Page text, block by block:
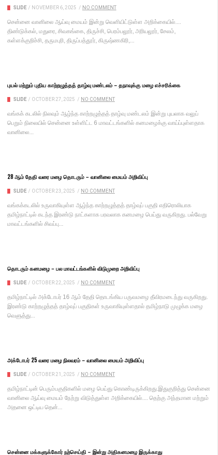
SLIDE / NOVEMBER 6, 2025 / NO COMMENT
சென்னை வானிலை ஆய்வு மையம் இன்று வெளியிட்டுள்ள அறிக்கையில்....
திண்டுக்கல், மதுரை, சிவகங்கை, திருச்சி, பெரம்பலூர், அரியலூர், சேலம்,
கள்ளக்குறிச்சி, தருமபுரி, திருப்பத்தூர், கிருஷ்ணகிரி,...
புயல் மற்றும் புதிய காற்றழுத்தத் தாழ்வு மண்டலம் – தநாவுக்கு மழை எச்சரிக்கை
SLIDE / OCTOBER 27, 2025 / NO COMMENT
வங்​கக் கடலில் நில​வும் ஆழ்ந்த காற்​றழுத்தத் தாழ்வு மண்​டலம் இன்று புய​லாக வலுப்​
பெறும் நிலை​யில் சென்னை உள்​ளிட்ட 6 மாவட்​டங்​களில் கனமழைக்கு வாய்ப்​புள்​ள​தாக
வானிலை...
28 ஆம் தேதி வரை மழை தொடரும் – வானிலை மையம் அறிவிப்பு
SLIDE / OCTOBER 23, 2025 / NO COMMENT
வங்கக்கடலில் உருவாகியுள்ள ஆழ்ந்த காற்றழுத்தத் தாழ்வுப் பகுதி எதிரொலியாக
தமிழ்நாட்டில் கடந்த இரண்டு நாட்களாக பரவலாக கனமழை பெய்து வருகிறது. பல்வேறு
மாவட்டங்களில் சிவப்பு...
தொடரும் கனமழை – பல மாவட்டங்களில் விடுமுறை அறிவிப்பு
SLIDE / OCTOBER 22, 2025 / NO COMMENT
தமிழ்நாட்டில் அக்டோபர் 16 ஆம் தேதி தொடங்கிய பருவமழை தீவிரமடைந்து வருகிறது.
இரண்டு காற்றழுத்தத் தாழ்வுப் பகுதிகள் உருவாகியுள்ளதால் தமிழ்நாடு முழுக்க மழை
வெளுத்து...
அக்டோபர் 25 வரை மழை நிலவரம் – வானிலை மையம் அறிவிப்பு
SLIDE / OCTOBER 21, 2025 / NO COMMENT
தமிழ்நாட்டின் பெரும்பகுதிகளில் மழை பெய்து கொண்டிருக்கிறது.இதுகுறித்து சென்னை
வானிலை ஆய்வு மையம் நேற்று விடுத்துள்ள அறிக்கையில்.... தெற்கு அந்தமான மற்றும்
அதனை ஒட்டிய தென்...
சென்னை மக்களுக்கோர் நற்செய்தி – இன்று அதிகனமழை இருக்காது